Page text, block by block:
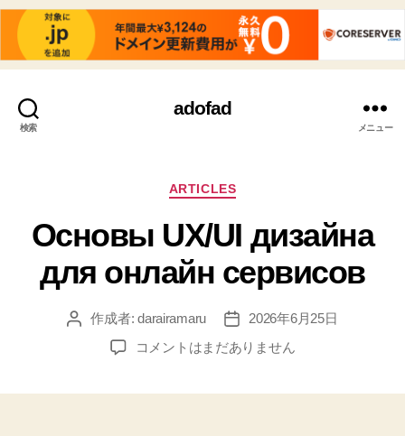
検索
adofad
メニュー
カ
ゴ
リ
ー
ARTICLES
Основы UX/UI дизайна
для онлайн сервисов
投
作成者:darairamaru
投
稿
日
2026年6月25日
Основы
コメントはまだありません